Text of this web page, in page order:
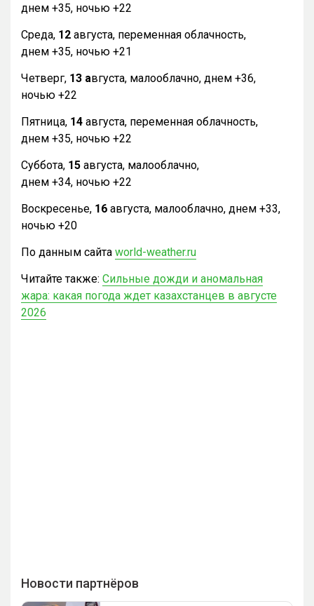
днем +35, ночью +22
Среда, 12 августа, переменная облачность,
днем +35, ночью +21
Четверг, 13 августа, малооблачно, днем +36,
ночью +22
Пятница, 14 августа, переменная облачность,
днем +35, ночью +22
Суббота, 15 августа, малооблачно,
днем +34, ночью +22
Воскресенье, 16 августа, малооблачно, днем +33,
ночью +20
По данным сайта world-weather.ru
Читайте также: Сильные дожди и аномальная
жара: какая погода ждет казахстанцев в августе
2026